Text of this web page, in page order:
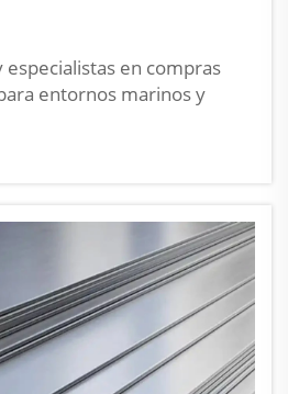
especialistas en compras
entornos marinos y
chapa de titanio de 10 mm
en la parte superior de
excepcional entre